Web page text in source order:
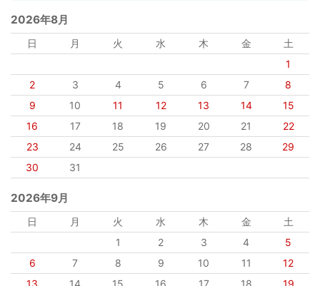
2026年8月
日 月 火 水 木 金
土
1
2
3 4 5 6 7
8
9
10 11 12 13 14
15
16
17 18 19 20 21
22
23
24 25 26 27 28
29
30
31
2026年9月
日 月 火 水 木 金
土
1
2 3 4
5
6
7 8 9 10 11
12